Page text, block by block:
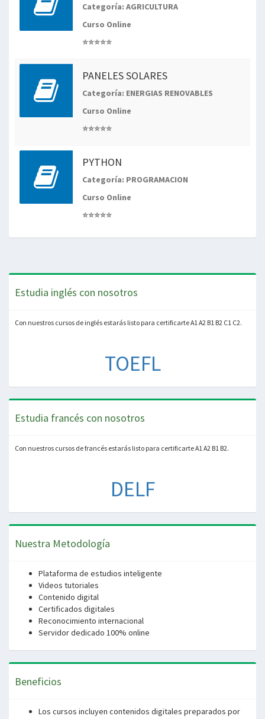
Categoría: AGRICULTURA
Curso Online
⭐⭐⭐⭐⭐
PANELES SOLARES
Categoría: ENERGIAS RENOVABLES
Curso Online
⭐⭐⭐⭐⭐
PYTHON
Categoría: PROGRAMACION
Curso Online
⭐⭐⭐⭐⭐
Estudia inglés con nosotros
Con nuestros cursos de inglés estarás listo para certificarte A1 A2 B1 B2 C1 C2.
TOEFL
Estudia francés con nosotros
Con nuestros cursos de francés estarás listo para certificarte A1 A2 B1 B2.
DELF
Nuestra Metodología
Plataforma de estudios inteligente
Videos tutoriales
Contenido digital
Certificados digitales
Reconocimiento internacional
Servidor dedicado 100% online
Beneficios
Los cursos incluyen contenidos digitales preparados por